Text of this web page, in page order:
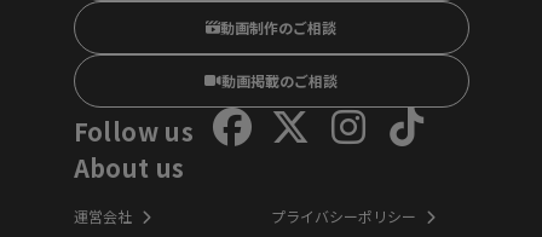
動画制作のご相談
動画掲載のご相談
Follow us
About us
運営会社 プライバシーポリシー